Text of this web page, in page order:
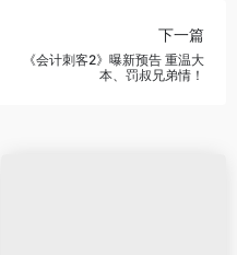
下一篇
《会计刺客2》曝新预告 重温大
本、罚叔兄弟情！